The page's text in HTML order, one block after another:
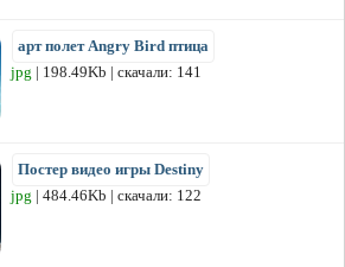
арт полет Angry Bird птица
jpg | 198.49Kb | скачали: 141
Постер видео игры Destiny
jpg | 484.46Kb | скачали: 122